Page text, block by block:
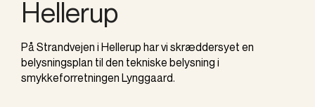
Hellerup
På Strandvejen i Hellerup har vi skræddersyet en
belysningsplan til den tekniske belysning i
smykkeforretningen Lynggaard.